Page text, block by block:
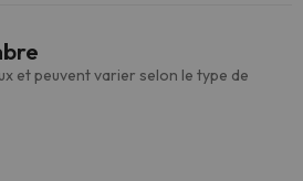
et peuvent varier selon le type de